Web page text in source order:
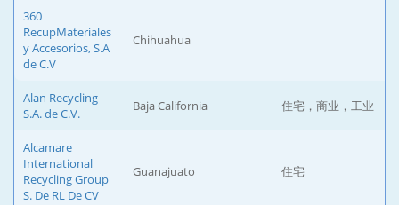
360
RecupMateriales
y Accesorios, S.A
de C.V
Chihuahua
Alan Recycling
S.A. de C.V.
Baja California 住宅，商业，工业
Alcamare
International
Recycling Group
S. De RL De CV
Guanajuato 住宅